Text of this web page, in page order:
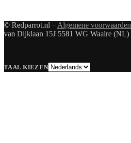
© Redparrot.nl – Algemene voorwaarden
van Dijklaan 15J 5581 WG Waalre (NL)
TAAL KIEZENTaal